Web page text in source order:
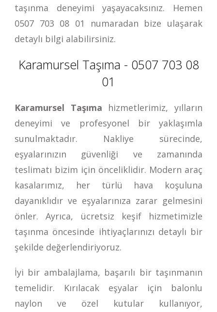
taşınma deneyimi yaşayacaksınız. Hemen
0507 703 08 01
numaradan bize ulaşarak
detaylı bilgi alabilirsiniz.
Karamursel Taşıma - 0507 703 08
01
Karamursel Taşıma hizmetlerimiz, yılların
deneyimi ve profesyonel bir yaklaşımla
sunulmaktadır. Nakliye sürecinde,
eşyalarınızın güvenliği ve zamanında
teslimatı bizim için önceliklidir. Modern araç
kasalarımız, her türlü hava koşuluna
dayanıklıdır ve eşyalarınıza zarar gelmesini
önler. Ayrıca, ücretsiz keşif hizmetimizle
taşınma öncesinde ihtiyaçlarınızı detaylı bir
şekilde değerlendiriyoruz.
İyi bir ambalajlama, başarılı bir taşınmanın
temelidir. Kırılacak eşyalar için balonlu
naylon ve özel kutular kullanıyor,